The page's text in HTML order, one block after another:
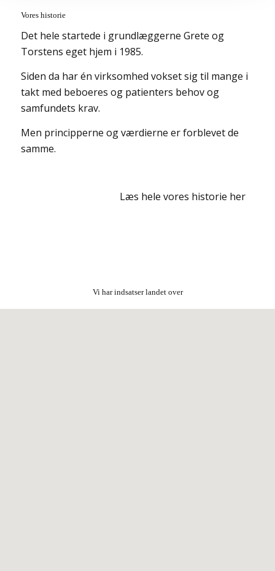
Vores historie
Det hele startede i grundlæggerne Grete og
Torstens eget hjem i 1985.
Siden da har én virksomhed vokset sig til mange i
takt med beboeres og patienters behov og
samfundets krav.
Men principperne og værdierne er forblevet de
samme.
Læs hele vores historie her
Vi har indsatser landet over